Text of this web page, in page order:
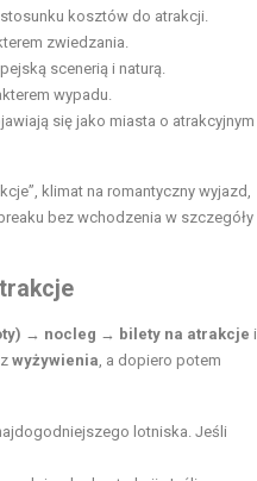
kosztów do atrakcji.
zwiedzania.
scenerią i naturą.
wypadu.
się jako miasta o atrakcyjnym
klimat na romantyczny wyjazd,
bez wchodzenia w szczegóły
→ nocleg → bilety na atrakcje i
wyżywienia , a dopiero potem
lotniska. Jeśli